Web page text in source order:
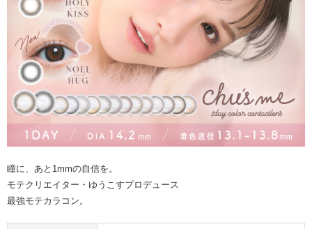
瞳に、あと1mmの自信を。
モテクリエイター・ゆうこすプロデュース
最強モテカラコン。